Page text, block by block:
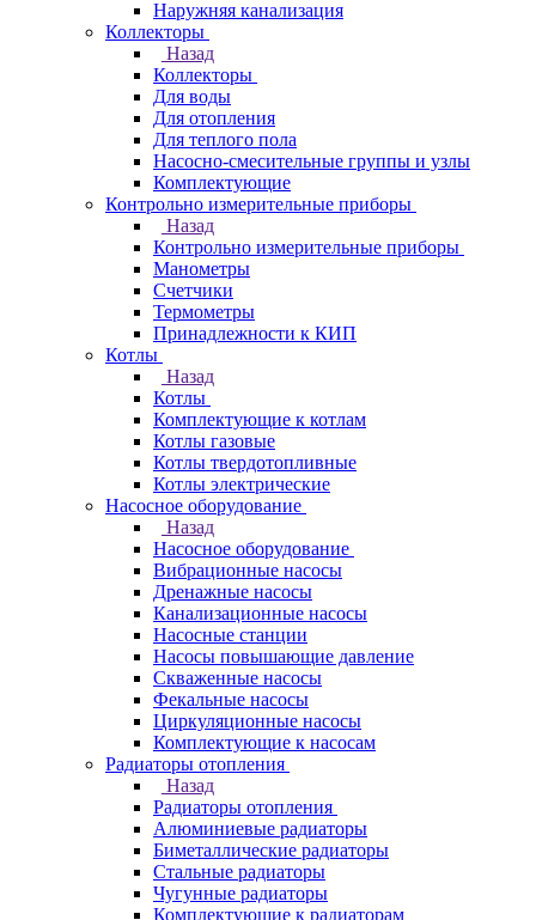
Наружняя канализация
Коллекторы
Назад
Коллекторы
Для воды
Для отопления
Для теплого пола
Насосно-смесительные группы и узлы
Комплектующие
Контрольно измерительные приборы
Назад
Контрольно измерительные приборы
Манометры
Счетчики
Термометры
Принадлежности к КИП
Котлы
Назад
Котлы
Комплектующие к котлам
Котлы газовые
Котлы твердотопливные
Котлы электрические
Насосное оборудование
Назад
Насосное оборудование
Вибрационные насосы
Дренажные насосы
Канализационные насосы
Насосные станции
Насосы повышающие давление
Скваженные насосы
Фекальные насосы
Циркуляционные насосы
Комплектующие к насосам
Радиаторы отопления
Назад
Радиаторы отопления
Алюминиевые радиаторы
Биметаллические радиаторы
Стальные радиаторы
Чугунные радиаторы
Комплектующие к радиаторам